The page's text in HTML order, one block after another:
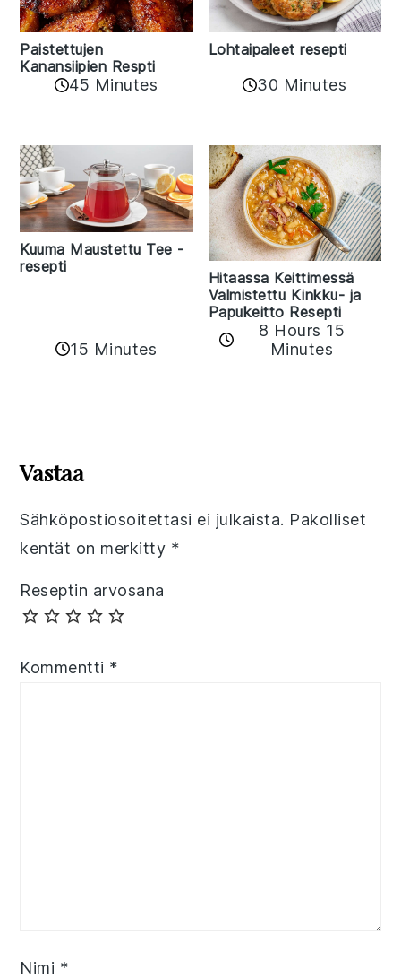
Paistettujen
Kanansiipien Respti
45 Minutes
Lohtaipaleet resepti
30 Minutes
Kuuma Maustettu Tee -
resepti
15 Minutes
Hitaassa Keittimessä
Valmistettu Kinkku- ja
Papukeitto Resepti
8 Hours 15
Minutes
Interactions
Vastaa
Sähköpostiosoitettasi ei julkaista. Pakolliset
kentät on merkitty *
Reseptin arvosana
Kommentti *
Nimi *